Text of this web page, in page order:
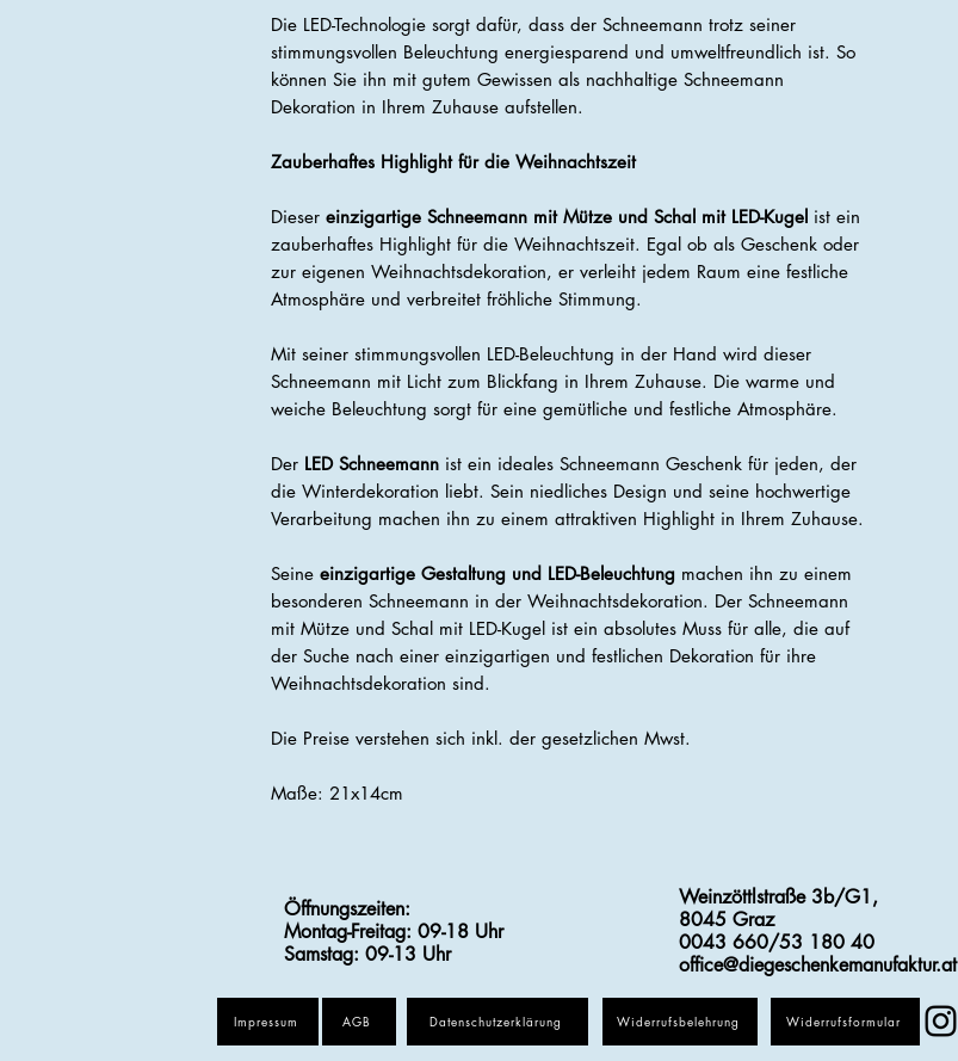
Die LED-Technologie sorgt dafür, dass der Schneemann trotz seiner
stimmungsvollen Beleuchtung energiesparend und umweltfreundlich ist. So
können Sie ihn mit gutem Gewissen als nachhaltige Schneemann
Dekoration in Ihrem Zuhause aufstellen.
Zauberhaftes Highlight für die Weihnachtszeit
Dieser einzigartige Schneemann mit Mütze und Schal mit LED-Kugel ist ein
zauberhaftes Highlight für die Weihnachtszeit. Egal ob als Geschenk oder
zur eigenen Weihnachtsdekoration, er verleiht jedem Raum eine festliche
Atmosphäre und verbreitet fröhliche Stimmung.
Mit seiner stimmungsvollen LED-Beleuchtung in der Hand wird dieser
Schneemann mit Licht zum Blickfang in Ihrem Zuhause. Die warme und
weiche Beleuchtung sorgt für eine gemütliche und festliche Atmosphäre.
Der LED Schneemann ist ein ideales Schneemann Geschenk für jeden, der
die Winterdekoration liebt. Sein niedliches Design und seine hochwertige
Verarbeitung machen ihn zu einem attraktiven Highlight in Ihrem Zuhause.
Seine einzigartige Gestaltung und LED-Beleuchtung machen ihn zu einem
besonderen Schneemann in der Weihnachtsdekoration. Der Schneemann
mit Mütze und Schal mit LED-Kugel ist ein absolutes Muss für alle, die auf
der Suche nach einer einzigartigen und festlichen Dekoration für ihre
Weihnachtsdekoration sind.
Die Preise verstehen sich inkl. der gesetzlichen Mwst.
Maße: 21x14cm
Öffnungszeiten:
Montag-Freitag: 09-18 Uhr
Samstag: 09-13 Uhr
Weinzöttlstraße 3b/G1,
8045 Graz
0043 660/53 180 40
office@diegeschenkemanufaktur.at
Impressum AGB Datenschutzerklärung Widerrufsbelehrung Widerrufsformular